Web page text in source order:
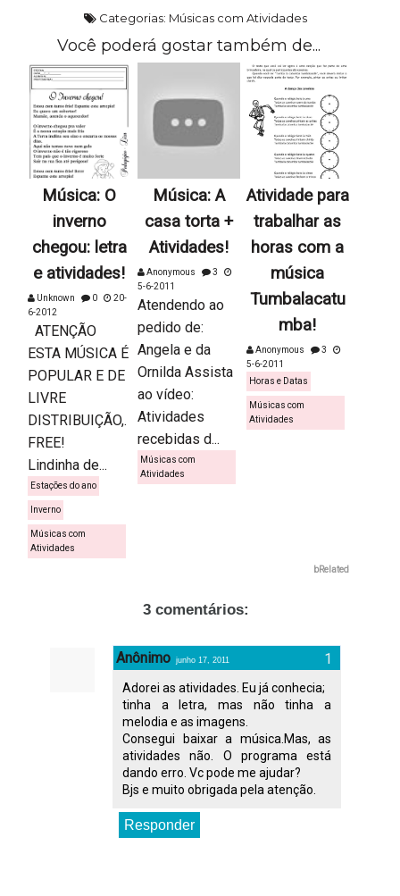
Categorias: Músicas com Atividades
Você poderá gostar também de...
Música: O
inverno
chegou: letra
e atividades!
Unknown 0
20-
6-2012
ATENÇÃO
ESTA MÚSICA É
POPULAR E DE
LIVRE
DISTRIBUIÇÃO,.
FREE!
Lindinha de...
Estações do ano
Inverno
Músicas com
Atividades
Música: A
casa torta +
Atividades!
Anonymous
3
5-6-2011
Atendendo ao
pedido de:
Angela e da
Ornilda Assista
ao vídeo:
Atividades
recebidas d...
Músicas com
Atividades
Atividade para
trabalhar as
horas com a
música
Tumbalacatu
mba!
Anonymous
3
5-6-2011
Horas e Datas
Músicas com
Atividades
bRelated
3 comentários:
Anônimo junho 17, 2011
Adorei as atividades. Eu já conhecia;
tinha a letra, mas não tinha a
melodia e as imagens.
Consegui baixar a música.Mas, as
atividades não. O programa está
dando erro. Vc pode me ajudar?
Bjs e muito obrigada pela atenção.
Responder